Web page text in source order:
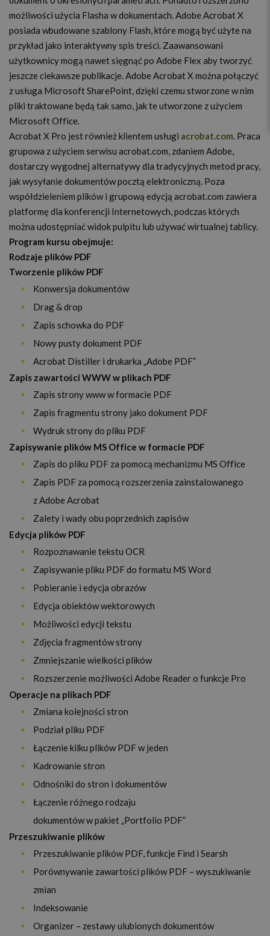
możliwości użycia Flasha w dokumentach. Adobe Acrobat X
posiada wbudowane szablony Flash, które mogą być użyte na
przykład jako interaktywny spis treści. Zaawansowani
użytkownicy mogą nawet sięgnąć po Adobe Flex aby tworzyć
jeszcze ciekawsze publikacje. Adobe Acrobat X można połączyć
z usługa Microsoft SharePoint, dzięki czemu stworzone w nim
pliki traktowane będą tak samo, jak te utworzone z użyciem
Microsoft Office.
Acrobat X Pro jest również klientem usługi acrobat.com. Praca
grupowa z użyciem serwisu acrobat.com, zdaniem Adobe,
dostarczy wygodnej alternatywy dla tradycyjnych metod pracy,
jak wysyłanie dokumentów pocztą elektroniczną. Poza
współdzieleniem plików i grupową edycją acrobat.com zawiera
platformę dla konferencji Internetowych, podczas których
można udostępniać widok pulpitu lub używać wirtualnej tablicy.
Program kursu obejmuje:
Rodzaje plików PDF
Tworzenie plików PDF
Konwersja dokumentów
Drag & drop
Zapis schowka do PDF
Nowy pusty dokument PDF
Acrobat Distiller i drukarka „Adobe PDF”
Zapis zawartości WWW w plikach PDF
Zapis strony www w formacie PDF
Zapis fragmentu strony jako dokument PDF
Wydruk strony do pliku PDF
Zapisywanie plików MS Office w formacie PDF
Zapis do pliku PDF za pomocą mechanizmu MS Office
Zapis PDF za pomocą rozszerzenia zainstalowanego
z Adobe Acrobat
Zalety i wady obu poprzednich zapisów
Edycja plików PDF
Rozpoznawanie tekstu OCR
Zapisywanie pliku PDF do formatu MS Word
Pobieranie i edycja obrazów
Edycja obiektów wektorowych
Możliwości edycji tekstu
Zdjęcia fragmentów strony
Zmniejszanie wielkości plików
Rozszerzenie możliwości Adobe Reader o funkcje Pro
Operacje na plikach PDF
Zmiana kolejności stron
Podział pliku PDF
Łączenie kilku plików PDF w jeden
Kadrowanie stron
Odnośniki do stron i dokumentów
Łączenie różnego rodzaju
dokumentów w pakiet „Portfolio PDF”
Przeszukiwanie plików
Przeszukiwanie plików PDF, funkcje Find i Searsh
Porównywanie zawartości plików PDF – wyszukiwanie
zmian
Indeksowanie
Organizer – zestawy ulubionych dokumentów